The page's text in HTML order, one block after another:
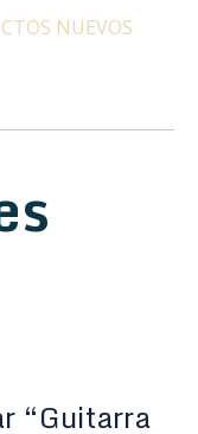
NUEVOS
“Guitarra